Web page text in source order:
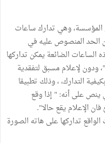
المؤسسة، وهي تدارك ساعات
الحد المنصوص عليه في
الساعات الضائعة يمكن تداركها
ودون لإعلام مسبق لتفقدية
التدارك، ، وذلك تطبيقا
والذي ينص على أنه: " إذا وقع
الإعلام يقع حالا".
تداركها على هاته الصورة